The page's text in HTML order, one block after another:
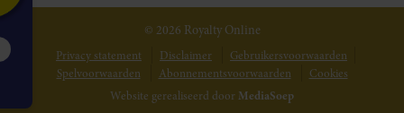
© 2026 Royalty Online
Privacy statement Disclaimer
Gebruikersvoorwaarden
Spelvoorwaarden
Abonnementsvoorwaarden
Cookies
Website gerealiseerd door MediaSoep
geïnteresseerd